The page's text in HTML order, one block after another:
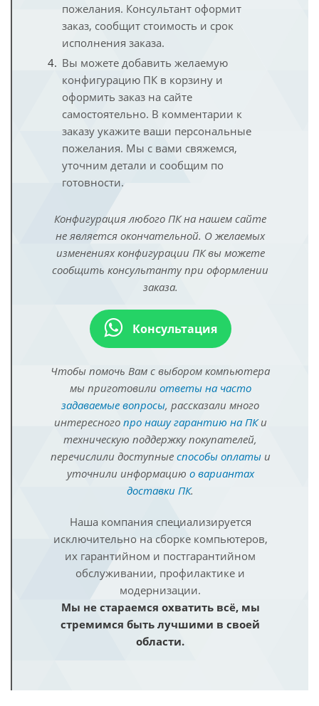
пожелания. Консультант оформит
заказ, сообщит стоимость и срок
исполнения заказа.
Вы можете добавить желаемую
конфигурацию ПК в корзину и
оформить заказ на сайте
самостоятельно. В комментарии к
заказу укажите ваши персональные
пожелания. Мы с вами свяжемся,
уточним детали и сообщим по
готовности.
Конфигурация любого ПК на нашем сайте
не является окончательной. О желаемых
изменениях конфигурации ПК вы можете
сообщить консультанту при оформлении
заказа.
Консультация
Чтобы помочь Вам с выбором компьютера
мы приготовили ответы на часто
задаваемые вопросы, рассказали много
интересного про нашу гарантию на ПКи
техническую поддержку покупателей,
перечислили доступные способы оплатыи
уточнили информацию о вариантах
доставки ПК.
Наша компания специализируется
исключительно на сборке компьютеров,
их гарантийном и постгарантийном
обслуживании, профилактике и
модернизации.
Мы не стараемся охватить всё, мы
стремимся быть лучшими в своей
области.